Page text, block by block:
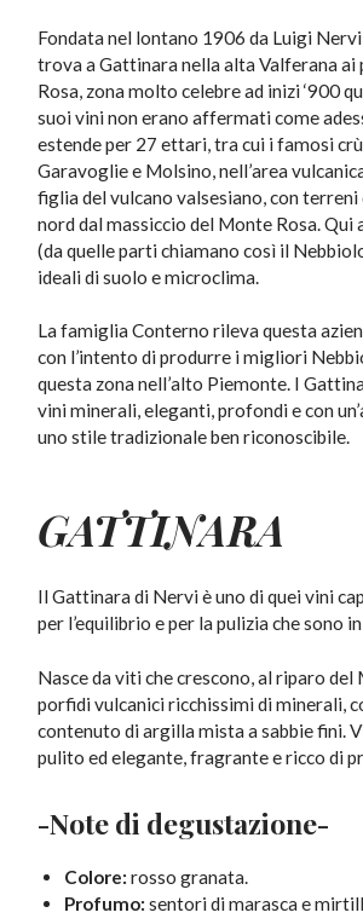
Fondata nel lontano 1906 da Luigi
trova a Gattinara nella alta Valferana ai
Rosa, zona molto celebre ad inizi ‘900
suoi vini non erano affermati come
estende per 27 ettari, tra cui i famosi
Garavoglie e Molsino, nell’area
figlia del vulcano valsesiano, con
nord dal massiccio del Monte Rosa. Qui
(da quelle parti chiamano così il
ideali di suolo e microclima.
La famiglia Conterno rileva questa
con l’intento di produrre i migliori
questa zona nell’alto Piemonte. I
vini minerali, eleganti, profondi e con
uno stile tradizionale ben riconoscibile.
GATTINARA
Il Gattinara di Nervi è uno di quei vini
per l’equilibrio e per la pulizia che sono
Nasce da viti che crescono, al riparo del
porfidi vulcanici ricchissimi di minerali,
contenuto di argilla mista a sabbie fini.
pulito ed elegante, fragrante e ricco di
-Note di degustazione-
Colore: rosso granata.
Profumo: sentori di marasca e